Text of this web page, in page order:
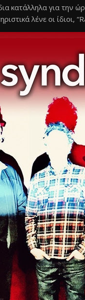
κατάλληλα για την
λένε οι ίδιοι,